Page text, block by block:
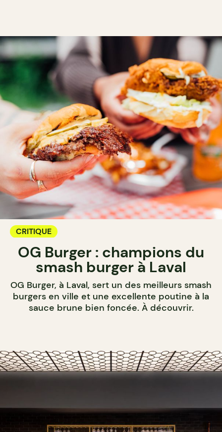
CRITIQUE
OG Burger : champions du
smash burger à Laval
OG Burger, à Laval, sert un des meilleurs smash
burgers en ville et une excellente poutine à la
sauce brune bien foncée. À découvrir.